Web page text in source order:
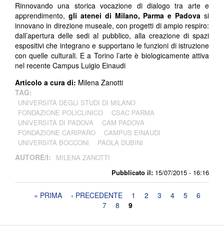
Pubblicato il: 15/07/2015 - 16:16
Rinnovando una storica vocazione di dialogo tra arte e
apprendimento, gli atenei di Milano, Parma e Padova si
innovano in direzione museale, con progetti di ampio respiro:
dall’apertura delle sedi al pubblico, alla creazione di spazi
espositivi che integrano e supportano le funzioni di istruzione
con quelle culturali. E a Torino l’arte è biologicamente attiva
nel recente Campus Luigio Einaudi
Articolo a cura di: Milena Zanotti ​
TAG:
UNIVERSITÀ DEGLI STUDI DI MILANO
FONDAZIONE POLICLINICO
CSAC PARMA
UNIVERSITÀ DI PADOVA
CAM PADOVA
FONDAZIONE CARIPARO
CAMPUS EINAUDI
UNIVERSITÀ BOCCONI
PAOLA DUBINI
AUTORE/I: MILENA ZANOTTI
Pagine« PRIMA ‹ PRECEDENTE 1 2 3 4 5
6
7
8 9